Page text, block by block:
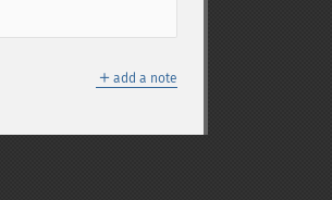
＋ add a note